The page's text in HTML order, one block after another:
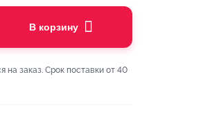
В корзину
на заказ. Срок поставки от 40